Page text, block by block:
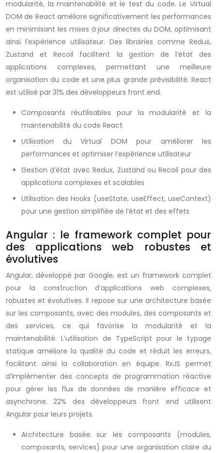
modularité, la maintenabilité et le test du code. Le Virtual
DOM de React améliore significativement les performances
en minimisant les mises à jour directes du DOM, optimisant
ainsi l’expérience utilisateur. Des librairies comme Redux,
Zustand et Recoil facilitent la gestion de l’état des
applications complexes, permettant une meilleure
organisation du code et une plus grande prévisibilité. React
est utilisé par 31% des développeurs front end.
Composants réutilisables pour la modularité et la
maintenabilité du code React
Utilisation du Virtual DOM pour améliorer les
performances et optimiser l’expérience utilisateur
Gestion d’état avec Redux, Zustand ou Recoil pour des
applications complexes et scalables
Utilisation des Hooks (useState, useEffect, useContext)
pour une gestion simplifiée de l’état et des effets
Angular : le framework complet pour
des applications web robustes et
évolutives
Angular, développé par Google, est un framework complet
pour la construction d’applications web complexes,
robustes et évolutives. Il repose sur une architecture basée
sur les composants, avec des modules, des composants et
des services, ce qui favorise la modularité et la
maintenabilité. L’utilisation de TypeScript pour le typage
statique améliore la qualité du code et réduit les erreurs,
facilitant ainsi la collaboration en équipe. RxJS permet
d’implémenter des concepts de programmation réactive
pour gérer les flux de données de manière efficace et
asynchrone. 22% des développeurs front end utilisent
Angular pour leurs projets.
Architecture basée sur les composants (modules,
composants, services) pour une organisation claire du